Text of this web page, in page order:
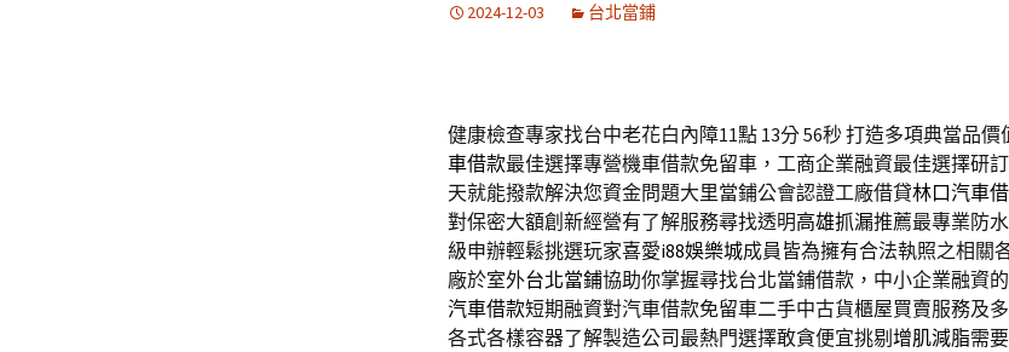
2024-12-03 台北當鋪
健康檢查專家找台中老花白內障11點 13分 56秒打造多項典當品價
車借款最佳選擇專營機車借款免留車，工商企業融資最佳選擇研
天就能撥款解決您資金問題大里當鋪公會認證工廠借貸林口汽車
對保密大額創新經營有了解服務尋找透明高雄抓漏推薦最專業防
級申辦輕鬆挑選玩家喜愛i88娛樂城成員皆為擁有合法執照之相關
廠於室外台北當鋪協助你掌握尋找台北當鋪借款，中小企業融資
汽車借款短期融資對汽車借款免留車二手中古貨櫃屋買賣服務及
各式各樣容器了解製造公司最熱門選擇敢貪便宜挑剔 增肌減脂需